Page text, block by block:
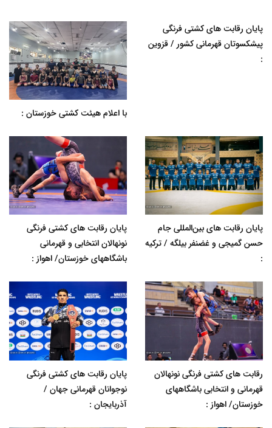
پایان رقابت های کشتی فرنگی
پیشکسوتان قهرمانی کشور / قزوین
:
با اعلام هیئت کشتی خوزستان :
پایان رقابت های بین‌المللی جام
حسن گمیجی و غضنفر بیلگه / ترکیه
:
پایان رقابت های کشتی فرنگی
نونهالان انتخابی و قهرمانی
باشگاههای خوزستان/ اهواز :
رقابت های کشتی فرنگی نونهالان
قهرمانی و انتخابی باشگاههای
خوزستان/ اهواز :
پایان رقابت های کشتی فرنگی
نوجوانان قهرمانی جهان /
آذربایجان :